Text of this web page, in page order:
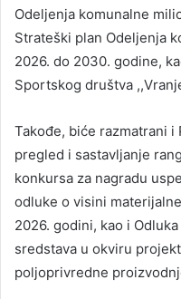
Odeljenja komunalne
Strateški plan Odeljenja
2026. do 2030. godine,
Sportskog društva
Takođe, biće razmatrani
pregled i sastavljanje
konkursa za nagradu
odluke o visini
2026. godini, kao i
sredstava u okviru
poljoprivredne